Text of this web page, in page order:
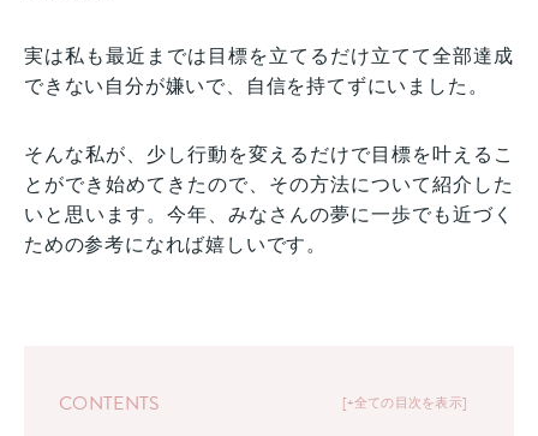
実は私も最近までは目標を立てるだけ立てて全部達成
できない自分が嫌いで、自信を持てずにいました。
そんな私が、少し行動を変えるだけで目標を叶えるこ
とができ始めてきたので、その方法について紹介した
いと思います。今年、みなさんの夢に一歩でも近づく
ための参考になれば嬉しいです。
+全ての目次を表示
CONTENTS